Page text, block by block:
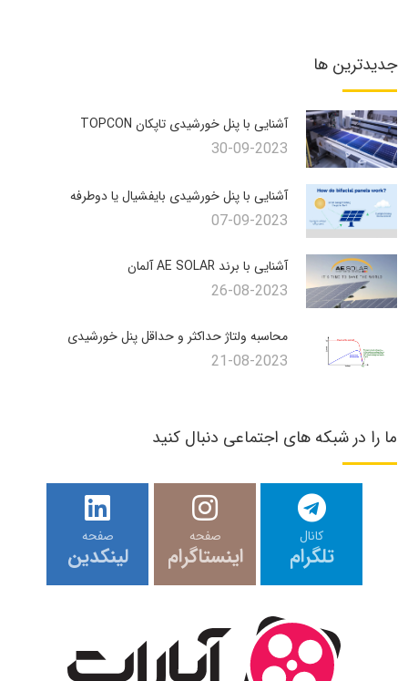
جدیدترین ها
آشنایی با پنل خورشیدی تاپکان TOPCON
30-09-2023
آشنایی با پنل خورشیدی بایفشیال یا دوطرفه
07-09-2023
آشنایی با برند AE SOLAR آلمان
26-08-2023
محاسبه ولتاژ حداکثر و حداقل پنل خورشیدی
21-08-2023
ما را در شبکه های اجتماعی دنبال کنید
کانال
تلگرام
صفحه
اینستاگرام
صفحه
لینکدین